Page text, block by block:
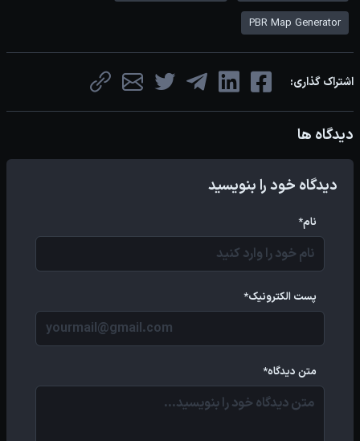
PBR Map Generator
اشتراک گذاری:
دیدگاه ها
دیدگاه خود را بنویسید
نام*
پست الکترونیک*
متن دیدگاه*